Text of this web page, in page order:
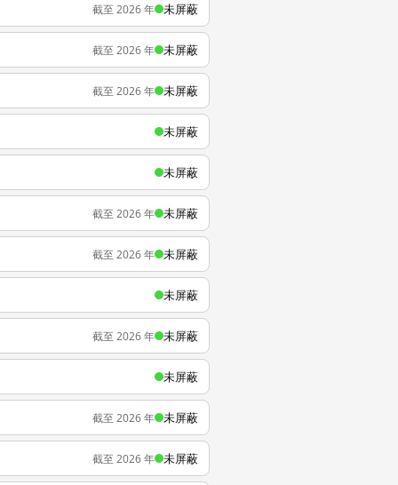
截至 2026 年 未屏蔽
截至 2026 年 未屏蔽
截至 2026 年 未屏蔽
未屏蔽
未屏蔽
截至 2026 年 未屏蔽
截至 2026 年 未屏蔽
未屏蔽
截至 2026 年 未屏蔽
未屏蔽
截至 2026 年 未屏蔽
截至 2026 年 未屏蔽